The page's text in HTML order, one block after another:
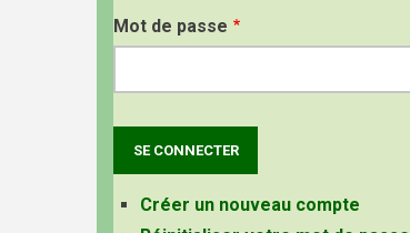
Mot de passe
Créer un nouveau compte